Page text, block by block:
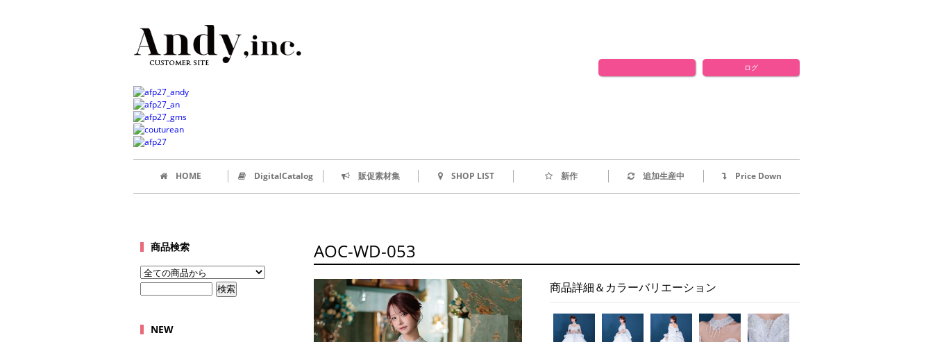
ログ
HOME DigitalCatalog 販促素材集 SHOP LIST 新作 追加生産中 Price Down
商品検索
NEW
AOC-WD-053
商品詳細＆カラーバリエーション